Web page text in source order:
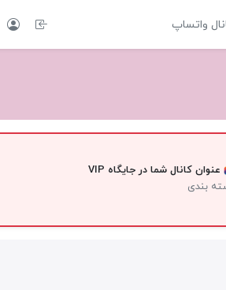
واتساپ
عنوان کانال شما در جایگاه VIP
بندی